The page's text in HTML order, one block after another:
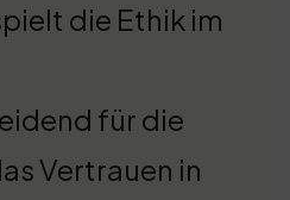
die Ethik im
für die
Vertrauen in